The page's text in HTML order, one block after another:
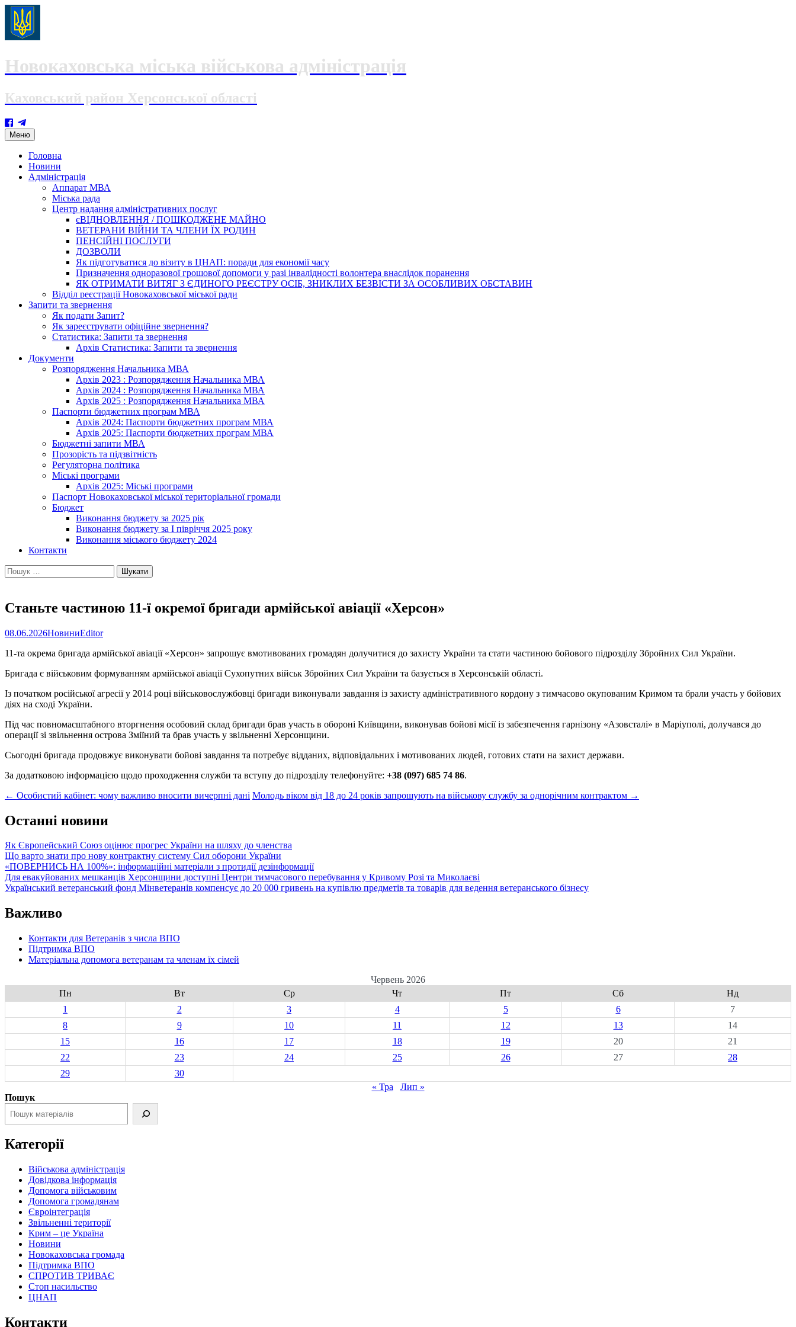
Новокаховська міська військова адміністрація
Каховський район Херсонської області
Меню Skip
to
content
Головна
Новини
Адміністрація
Аппарат МВА
Міська рада
Центр надання адміністративних послуг
єВІДНОВЛЕННЯ / ПОШКОДЖЕНЕ МАЙНО
ВЕТЕРАНИ ВІЙНИ ТА ЧЛЕНИ ЇХ РОДИН
ПЕНСІЙНІ ПОСЛУГИ
ДОЗВОЛИ
Як підготуватися до візиту в ЦНАП: поради для економії часу
Призначення одноразової грошової допомоги у разі інвалідності волонтера внаслідок поранення
ЯК ОТРИМАТИ ВИТЯГ З ЄДИНОГО РЕЄСТРУ ОСІБ, ЗНИКЛИХ БЕЗВІСТИ ЗА ОСОБЛИВИХ ОБСТАВИН
Відділ реєстрації Новокаховської міської ради
Запити та звернення
Як подати Запит?
Як зареєструвати офіційне звернення?
Статистика: Запити та звернення
Архів Статистика: Запити та звернення
Документи
Розпорядження Начальника МВА
Архів 2023 : Розпорядження Начальника МВА
Архів 2024 : Розпорядження Начальника МВА
Архів 2025 : Розпорядження Начальника МВА
Паспорти бюджетних програм МВА
Архів 2024: Паспорти бюджетних програм МВА
Архів 2025: Паспорти бюджетних програм МВА
Бюджетні запити МВА
Прозорість та підзвітність
Регуляторна політика
Міські програми
Архів 2025: Міські програми
Паспорт Новокаховської міської територіальної громади
Бюджет
Виконання бюджету за 2025 рік
Виконання бюджету за І півріччя 2025 року
Виконання міського бюджету 2024
Контакти
Пошук:
Станьте частиною 11-ї окремої бригади армійської авіації «Херсон»
08.06.2026НовиниEditor
11-та окрема бригада армійської авіації «Херсон» запрошує вмотивованих громадян долучитися до захисту України та стати частиною бойового підрозділу Збройних Сил України.
Бригада є військовим формуванням армійської авіації Сухопутних військ Збройних Сил України та базується в Херсонській області.
Із початком російської агресії у 2014 році військовослужбовці бригади виконували завдання із захисту адміністративного кордону з тимчасово окупованим Кримом та брали участь у бойових
діях на сході України.
Під час повномасштабного вторгнення особовий склад бригади брав участь в обороні Київщини, виконував бойові місії із забезпечення гарнізону «Азовсталі» в Маріуполі, долучався до
операції зі звільнення острова Зміїний та брав участь у звільненні Херсонщини.
Сьогодні бригада продовжує виконувати бойові завдання та потребує відданих, відповідальних і мотивованих людей, готових стати на захист держави.
За додатковою інформацією щодо проходження служби та вступу до підрозділу телефонуйте: +38 (097) 685 74 86.
Post
navigation
← Особистий кабінет: чому важливо вносити вичерпні дані Молодь віком від 18 до 24 років запрошують на військову службу за однорічним контрактом →
Останні новини
Як Європейський Союз оцінює прогрес України на шляху до членства
Що варто знати про нову контрактну систему Сил оборони України
«ПОВЕРНИСЬ НА 100%»: інформаційні матеріали з протидії дезінформації
Для евакуйованих мешканців Херсонщини доступні Центри тимчасового перебування у Кривому Розі та Миколаєві
Український ветеранський фонд Мінветеранів компенсує до 20 000 гривень на купівлю предметів та товарів для ведення ветеранського бізнесу
Важливо
Контакти для Ветеранів з числа ВПО
Підтримка ВПО
Матеріальна допомога ветеранам та членам їх сімей
Червень 2026
Пн
Вт Ср Чт Пт Сб
Нд
1
2 3 4 5 6
7
8
9 10 11 12 13
14
15
16 17 18 19 20
21
22
23 24 25 26 27
28
29
30
« Тра
Лип »
Пошук
Категорії
Військова адміністрація
Довідкова інформація
Допомога військовим
Допомога громадянам
Євроінтеграція
Звільненні території
Крим – це Україна
Новини
Новокаховська громада
Підтримка ВПО
СПРОТИВ ТРИВАЄ
Стоп насильство
ЦНАП
Контакти